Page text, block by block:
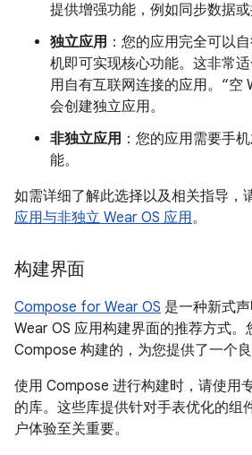
提供增强功能，例如同步数据或
独立应用 ：您的应用完全可以
机即可实现核心功能。这非常
用自有互联网连接的应用。“空
会创建独立应用。
非独立应用 ：您的应用需要手
能。
如需详细了解此选择以及相关指导，
应用与非独立 Wear OS 应用。
构建界面
Compose for Wear OS 是一种新式
Wear OS 应用构建界面的推荐方式
Compose 构建的，为您提供了一个良
使用 Compose 进行构建时，请使用
的库。这些库提供针对手表优化的组
户体验至关重要。